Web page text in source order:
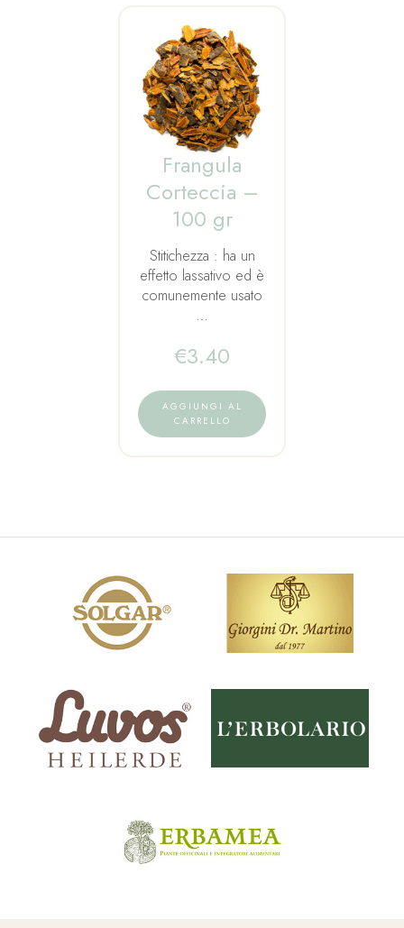
Frangula
Corteccia –
100 gr
Stitichezza : ha un
effetto lassativo ed è
comunemente usato
…
€3.40
AGGIUNGI AL
CARRELLO